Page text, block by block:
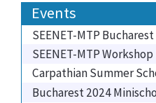
Events
SEENET-MTP
SEENET-MTP Workshop
Carpathian Summer
Bucharest 2024